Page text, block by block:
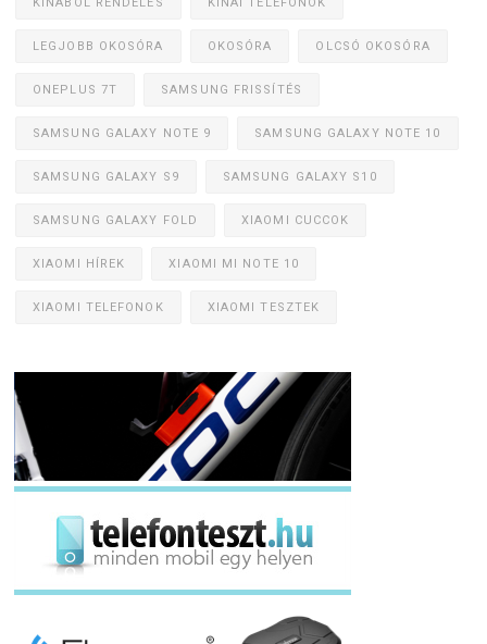
KÍNÁBÓL RENDELÉS KÍNAI TELEFONOK
LEGJOBB OKOSÓRA OKOSÓRA OLCSÓ OKOSÓRA
ONEPLUS 7T SAMSUNG FRISSÍTÉS
SAMSUNG GALAXY NOTE 9 SAMSUNG GALAXY NOTE 10
SAMSUNG GALAXY S9 SAMSUNG GALAXY S10
SAMSUNG GALAXY FOLD XIAOMI CUCCOK
XIAOMI HÍREK XIAOMI MI NOTE 10
XIAOMI TELEFONOK XIAOMI TESZTEK